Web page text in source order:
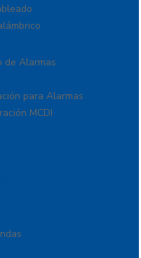
de Alarmas
para Alarmas
MCDI